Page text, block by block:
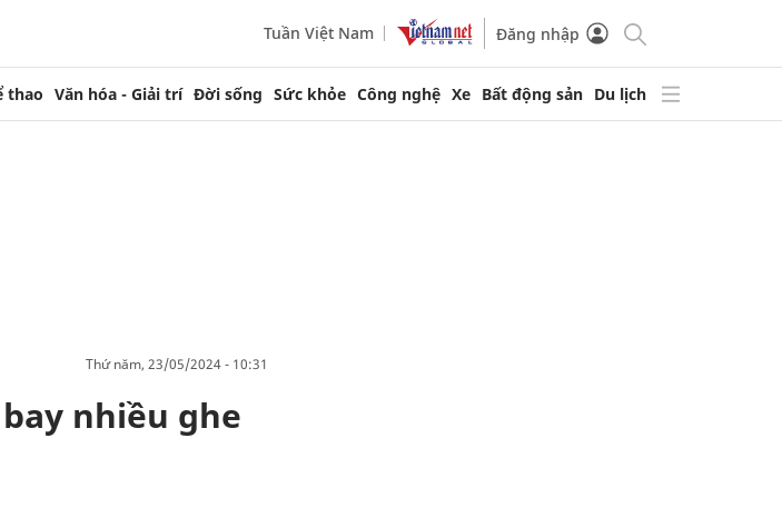
Tuần Việt Nam Đăng nhập
thao Văn hóa - Giải trí Đời sống Sức khỏe Công nghệ Xe Bất động sản Du lịch
thứ năm, 23/05/2024 - 10:31
nhiều ghe